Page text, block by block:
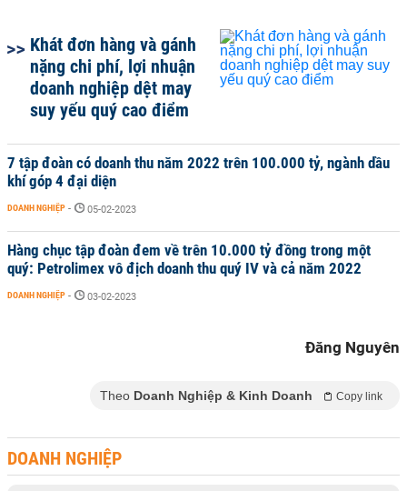
Khát đơn hàng và gánh
nặng chi phí, lợi nhuận
doanh nghiệp dệt may
suy yếu quý cao điểm
7 tập đoàn có doanh thu năm 2022 trên 100.000 tỷ, ngành dầu
khí góp 4 đại diện
DOANH NGHIỆP - 05-02-2023
Hàng chục tập đoàn đem về trên 10.000 tỷ đồng trong một
quý: Petrolimex vô địch doanh thu quý IV và cả năm 2022
DOANH NGHIỆP - 03-02-2023
Đăng Nguyên
Theo Doanh Nghiệp & Kinh Doanh Copy link
DOANH NGHIỆP